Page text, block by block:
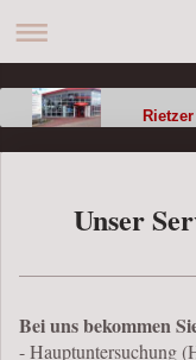
Autohaus
Rietzer Straße
Unser
Bei uns bekommen
- Hauptuntersuchung